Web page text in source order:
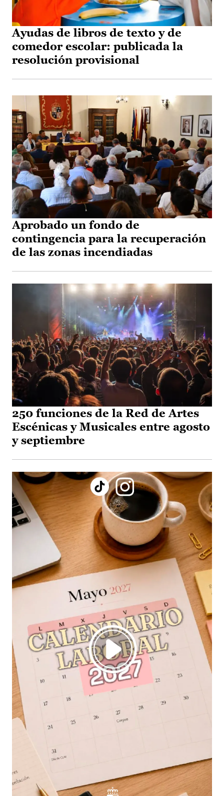
Ayudas de libros de texto y de
comedor escolar: publicada la
resolución provisional
Aprobado un fondo de
contingencia para la recuperación
de las zonas incendiadas
250 funciones de la Red de Artes
Escénicas y Musicales entre agosto
y septiembre